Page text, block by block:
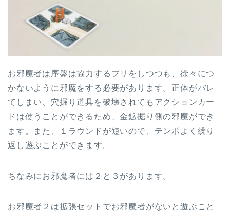
お邪魔者は序盤は協力するフリをしつつも、徐々につ
かないように邪魔をする必要があります。正体がバレ
てしまい、穴掘り道具を破壊されてもアクションカー
ドは使うことができるため、金鉱掘り側の邪魔ができ
ます。また、１ラウンドが短いので、テンポよく繰り
返し遊ぶことができます。
ちなみにお邪魔者には２と３があります。
お邪魔者２は拡張セットでお邪魔者がないと遊ぶこと